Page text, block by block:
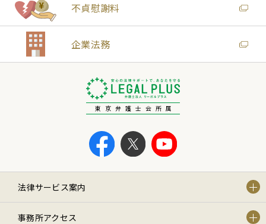
不貞慰謝料
企業法務
東京弁護士会所属
法律サービス案内
事務所アクセス